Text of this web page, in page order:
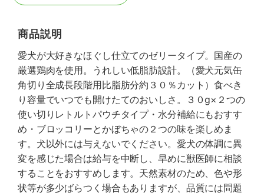
商品説明
愛犬が大好きなほぐし仕立てのゼリータイプ。国産の
厳選鶏肉を使用。うれしい低脂肪設計。（愛犬元気缶
角切り全成長段階用比脂肪分約３０％カット）食べき
り容量でいつでも開けたてのおいしさ。３０g×２つの
使い切りレトルトパウチタイプ・水分補給にもおすす
め・ブロッコリーとかぼちゃの２つの味を楽しめま
す。犬以外には与えないでください。愛犬の体調に異
変を感じた場合は給与を中断し、早めに獣医師に相談
することをおすすめします。天然素材のため、色や形
状等が多少ばらつく場合もありますが、品質には問題